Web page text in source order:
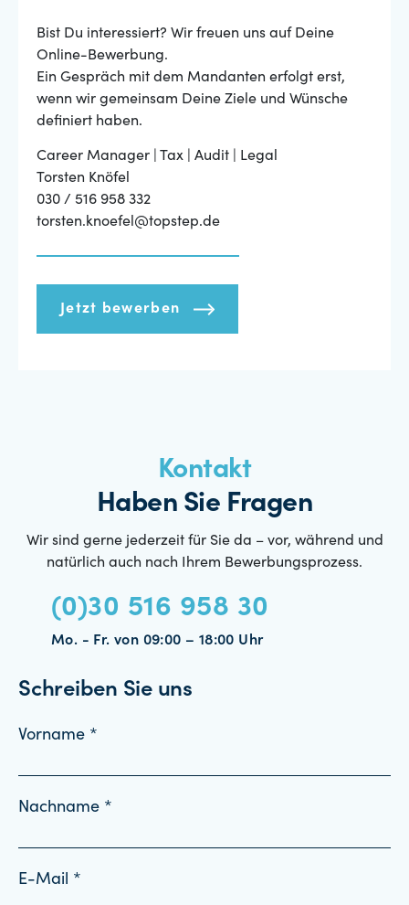
Bist Du interessiert? Wir freuen uns auf Deine
Online-Bewerbung.
Ein Gespräch mit dem Mandanten erfolgt erst,
wenn wir gemeinsam Deine Ziele und Wünsche
definiert haben.
Career Manager | Tax | Audit | Legal
Torsten Knöfel
030 / 516 958 332
torsten.knoefel@topstep.de
Jetzt bewerben
Kontakt
Haben Sie Fragen
Wir sind gerne jederzeit für Sie da – vor, während und
natürlich auch nach Ihrem Bewerbungsprozess.
(0)30 516 958 30
Mo. - Fr. von 09:00 – 18:00 Uhr
Schreiben Sie uns
Vorname *
Nachname *
E-Mail *